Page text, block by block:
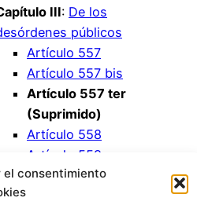
el consentimiento
III: De los
públicos
Artículo 557
Artículo 557 bis
Artículo 557 ter
(Suprimido)
Artículo 558
Artículo 559
(Suprimido)